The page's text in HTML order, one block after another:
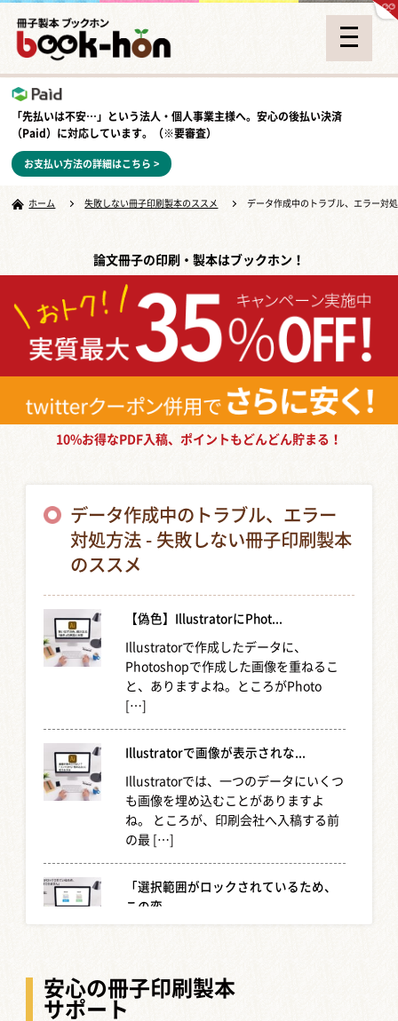
「先払いは不安…」という法人・個人事業主様へ。安心の後払い決済
（Paid） に対応しています。（※要審査）
お支払い方法の詳細はこちら >
ホーム 失敗しない冊子印刷製本のススメ データ作成中のトラブル、エラー対
論文冊子の印刷・製本はブックホン！
10%お得なPDF入稿、ポイントもどんどん貯まる！
データ作成中のトラブル、エラー
対処方法 - 失敗しない冊子印刷製本
のススメ
【偽色】IllustratorにPhot...
Illustratorで作成したデータに、
Photoshopで作成した画像を重ねるこ
と、ありますよね。ところがPhoto
[…]
Illustratorで画像が表示されな...
Illustratorでは、一つのデータにいくつ
も画像を埋め込むことがありますよ
ね。 ところが、印刷会社へ入稿する前
の最 […]
「選択範囲がロックされているため、
この変...
うエラ […]
安心の冊子印刷製本
サポート